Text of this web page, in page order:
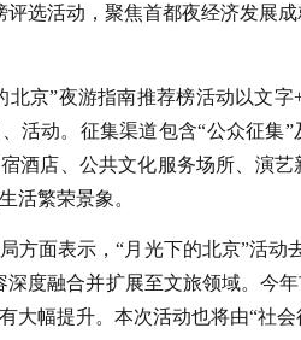
评选活动，聚焦首都夜经济发展
北京”夜游指南推荐榜活动以文
活动。征集渠道包含“公众征集
酒店、公共文化服务场所、演
活繁荣景象。
方面表示，“月光下的北京”活
深度融合并扩展至文旅领域。今
大幅提升。本次活动也将由“社